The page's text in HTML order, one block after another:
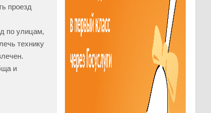
проезд
по улицам,
технику
и